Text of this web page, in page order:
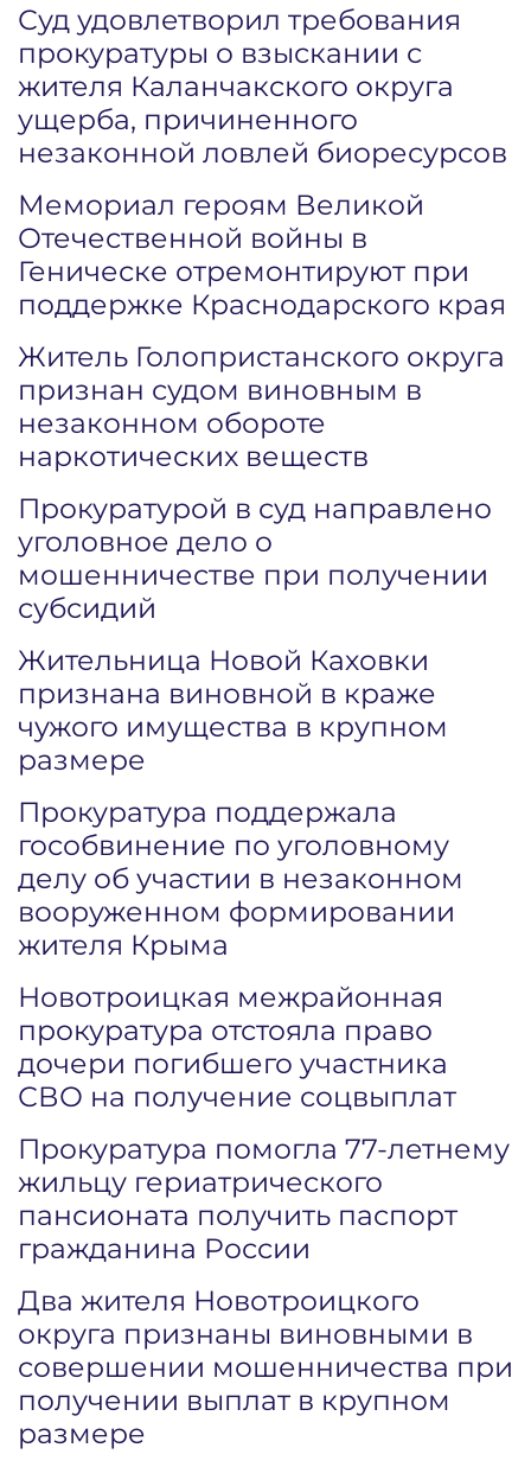
Суд удовлетворил требования
прокуратуры о взыскании с
жителя Каланчакского округа
ущерба, причиненного
незаконной ловлей биоресурсов
Мемориал героям Великой
Отечественной войны в
Геническе отремонтируют при
поддержке Краснодарского края
Житель Голопристанского округа
признан судом виновным в
незаконном обороте
наркотических веществ
Прокуратурой в суд направлено
уголовное дело о
мошенничестве при получении
субсидий
Жительница Новой Каховки
признана виновной в краже
чужого имущества в крупном
размере
Прокуратура поддержала
гособвинение по уголовному
делу об участии в незаконном
вооруженном формировании
жителя Крыма
Новотроицкая межрайонная
прокуратура отстояла право
дочери погибшего участника
СВО на получение соцвыплат
Прокуратура помогла 77-летнему
жильцу гериатрического
пансионата получить паспорт
гражданина России
Два жителя Новотроицкого
округа признаны виновными в
совершении мошенничества при
получении выплат в крупном
размере